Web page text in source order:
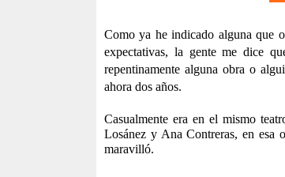
Como ya he indicado alguna que
expectativas, la gente me dice
repentinamente alguna obra o
ahora dos años.
Casualmente era en el mismo
Losánez y Ana Contreras, en esa
maravilló.